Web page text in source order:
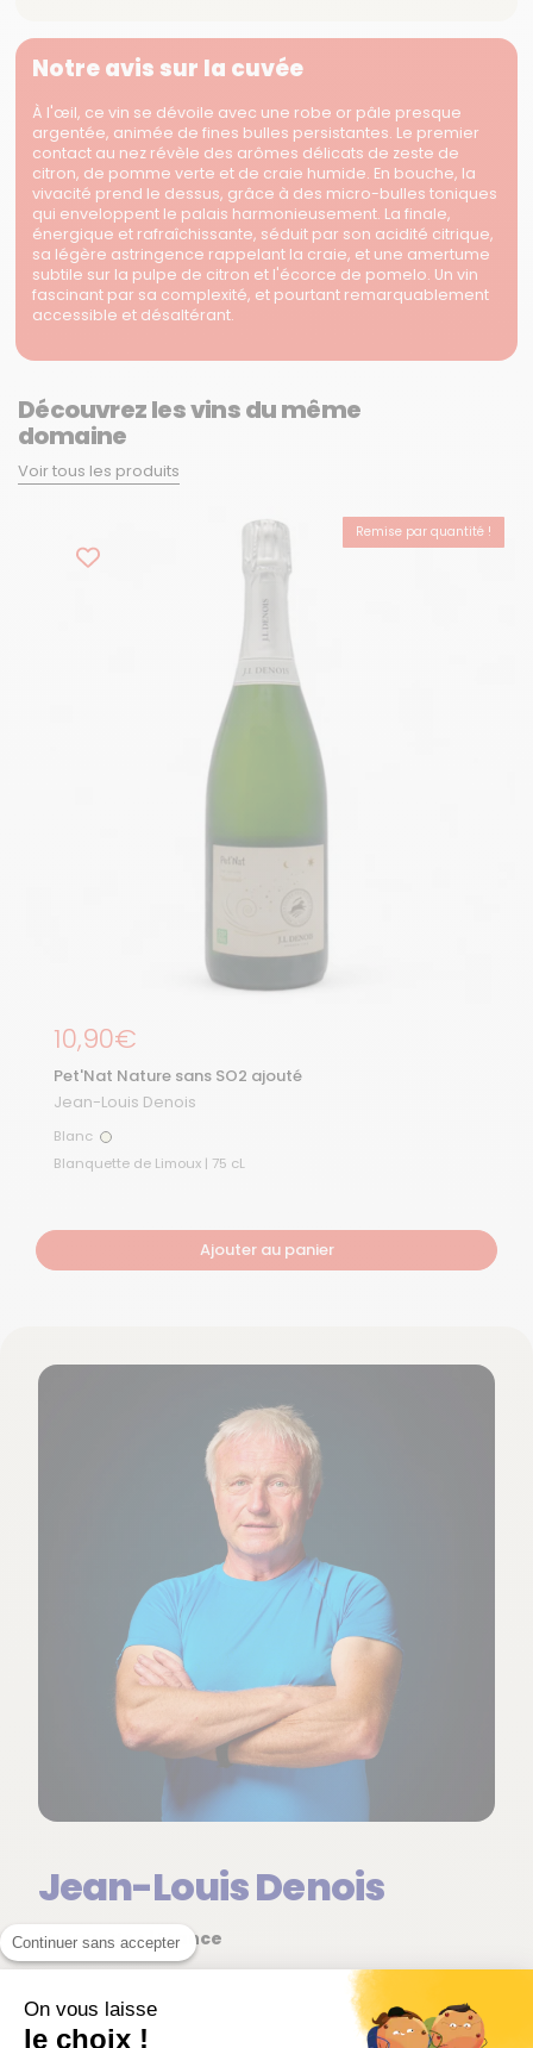
Continuer sans accepter
On vous laisse
le choix !
Notre avis sur la cuvée
À l'œil, ce vin se dévoile avec une robe or pâle presque
argentée, animée de fines bulles persistantes. Le premier
contact au nez révèle des arômes délicats de zeste de
citron, de pomme verte et de craie humide. En bouche, la
vivacité prend le dessus, grâce à des micro-bulles toniques
qui enveloppent le palais harmonieusement. La finale,
énergique et rafraîchissante, séduit par son acidité citrique,
sa légère astringence rappelant la craie, et une amertume
subtile sur la pulpe de citron et l'écorce de pomelo. Un vin
fascinant par sa complexité, et pourtant remarquablement
accessible et désaltérant.
Découvrez les vins du même
domaine
Voir tous les produits
Remise par quantité !
BEST-SELLER
Prix régulier
10,90€
Pet'Nat Nature sans SO2 ajouté
Jean-Louis Denois
Blanc Blanc
Blanquette de Limoux | 75 cL
Ajouter au panier
Jean-Louis Denois
Languedoc | France
Après une expérience marquée par les méthodes
champenoises, Jean-Louis Denois a identifié dans